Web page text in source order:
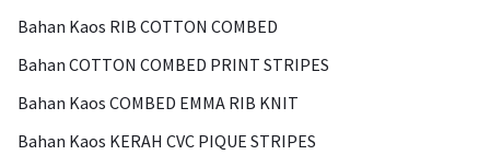
Bahan Kaos RIB COTTON COMBED
Bahan COTTON COMBED PRINT STRIPES
Bahan Kaos COMBED EMMA RIB KNIT
Bahan Kaos KERAH CVC PIQUE STRIPES